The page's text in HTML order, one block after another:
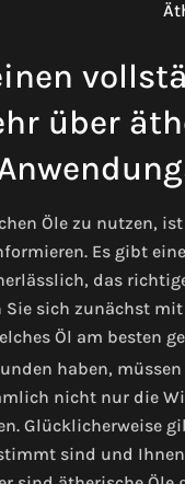
über
Öle zu nutzen,
Es gibt
das
sich zunächst
Öl am besten
haben,
nicht nur die
Glücklicherweise
sind und